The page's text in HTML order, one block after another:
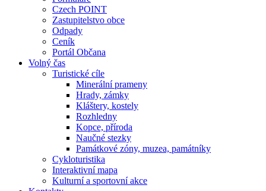
Czech POINT
Zastupitelstvo obce
Odpady
Ceník
Portál Občana
Volný čas
Turistické cíle
Minerální prameny
Hrady, zámky
Kláštery, kostely
Rozhledny
Kopce, příroda
Naučné stezky
Památkové zóny, muzea, památníky
Cykloturistika
Interaktivní mapa
Kulturní a sportovní akce